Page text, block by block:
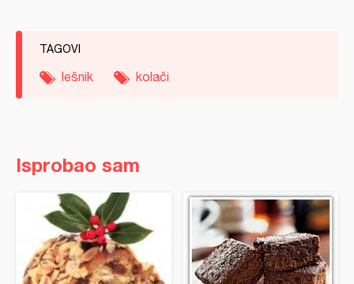
TAGOVI
lešnik kolači
Isprobao sam